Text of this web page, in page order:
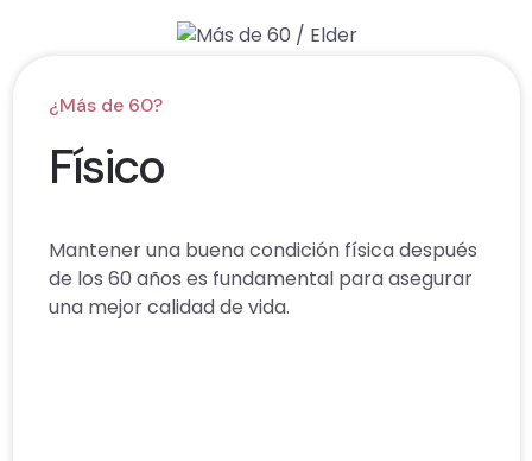
¿Más de 60?
Físico
Mantener una buena condición física después
de los 60 años es fundamental para asegurar
una mejor calidad de vida.